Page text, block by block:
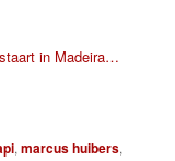
in Madeira…
,marcus huibers,